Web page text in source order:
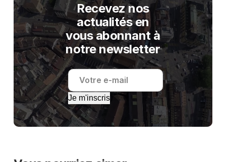
Recevez nos
actualités en
vous abonnant à
notre newsletter
Je m'inscris